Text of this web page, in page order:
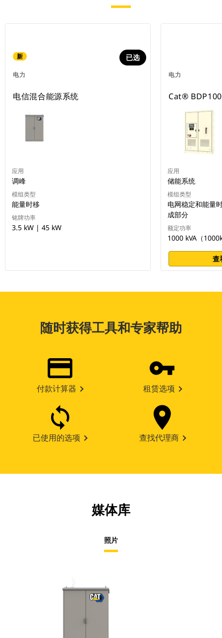
新
电力
已选
电信混合能源系统
应用
调峰
模组类型
能量时移
铭牌功率
3.5 kW | 45 kW
电力
Cat®
应用
储能系统
模组类型
电网稳定和能量
成部分
额定功率
1000 kVA（
查
随时获得工具和专家帮助
付款计算器 租赁选项
已使用的选项 查找代理商
媒体库
照片